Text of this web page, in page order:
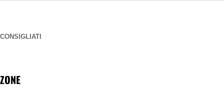
CONSIGLIATI
ZONE